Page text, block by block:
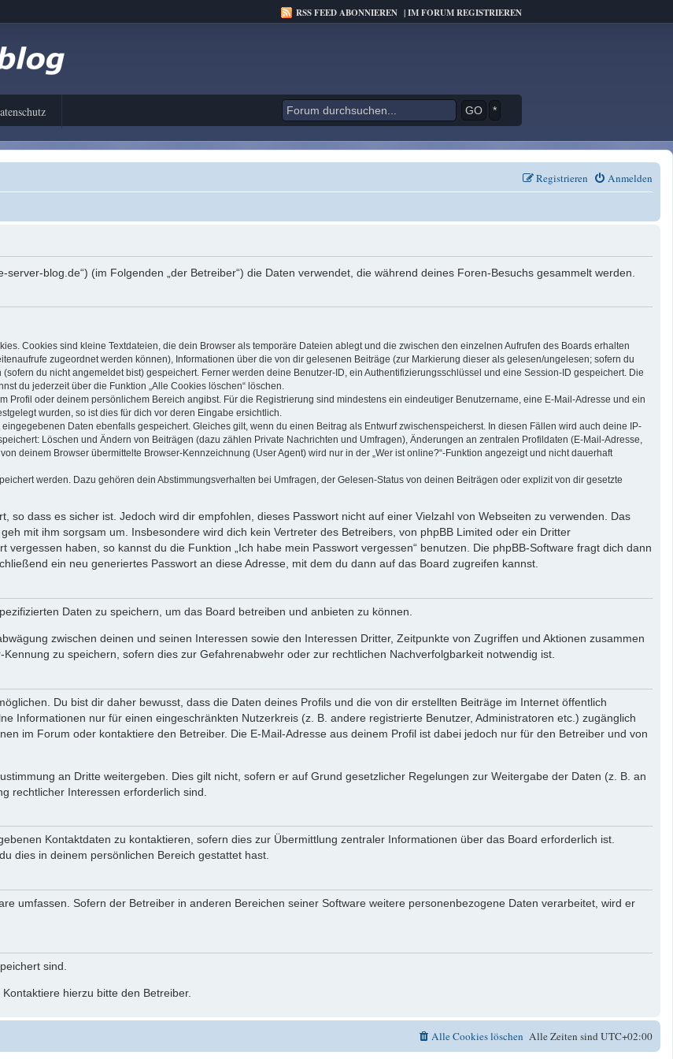
RSS FEED ABONNIEREN |IM FORUM REGISTRIEREN
*
Anmelden
Registrieren
blog.de“) (im Folgenden „der Betreiber“) die Daten verwendet, die während deines Foren-Besuchs gesammelt werden.
Cookies sind kleine Textdateien, die dein Browser als temporäre Dateien ablegt und die zwischen den einzelnen Aufrufen des Boards erhalten
zugeordnet werden können), Informationen über die von dir gelesenen Beiträge (zur Markierung dieser als gelesen/ungelesen; sofern du
du nicht angemeldet bist) gespeichert. Ferner werden deine Benutzer-ID, ein Authentifizierungsschlüssel und eine Session-ID gespeichert. Die
du jederzeit über die Funktion „Alle Cookies löschen“ löschen.
oder deinem persönlichem Bereich angibst. Für die Registrierung sind mindestens ein eindeutiger Benutzername, eine E-Mail-Adresse und ein
wurden, so ist dies für dich vor deren Eingabe ersichtlich.
Daten ebenfalls gespeichert. Gleiches gilt, wenn du einen Beitrag als Entwurf zwischenspeicherst. In diesen Fällen wird auch deine IP-
Löschen und Ändern von Beiträgen (dazu zählen Private Nachrichten und Umfragen), Änderungen an zentralen Profildaten (E-Mail-Adresse,
deinem Browser übermittelte Browser-Kennzeichnung (User Agent) wird nur in der „Wer ist online?“-Funktion angezeigt und nicht dauerhaft
werden. Dazu gehören dein Abstimmungsverhalten bei Umfragen, der Gelesen-Status von deinen Beiträgen oder explizit von dir gesetzte
so dass es sicher ist. Jedoch wird dir empfohlen, dieses Passwort nicht auf einer Vielzahl von Webseiten zu verwenden. Das
mit ihm sorgsam um. Insbesondere wird dich kein Vertreter des Betreibers, von phpBB Limited oder ein Dritter
haben, so kannst du die Funktion „Ich habe mein Passwort vergessen“ benutzen. Die phpBB-Software fragt dich dann
ein neu generiertes Passwort an diese Adresse, mit dem du dann auf das Board zugreifen kannst.
Daten zu speichern, um das Board betreiben und anbieten zu können.
zwischen deinen und seinen Interessen sowie den Interessen Dritter, Zeitpunkte von Zugriffen und Aktionen zusammen
zu speichern, sofern dies zur Gefahrenabwehr oder zur rechtlichen Nachverfolgbarkeit notwendig ist.
Du bist dir daher bewusst, dass die Daten deines Profils und die von dir erstellten Beiträge im Internet öffentlich
Informationen nur für einen eingeschränkten Nutzerkreis (z. B. andere registrierte Benutzer, Administratoren etc.) zugänglich
im Forum oder kontaktiere den Betreiber. Die E-Mail-Adresse aus deinem Profil ist dabei jedoch nur für den Betreiber und von
an Dritte weitergeben. Dies gilt nicht, sofern er auf Grund gesetzlicher Regelungen zur Weitergabe der Daten (z. B. an
rechtlicher Interessen erforderlich sind.
Kontaktdaten zu kontaktieren, sofern dies zur Übermittlung zentraler Informationen über das Board erforderlich ist.
dies in deinem persönlichen Bereich gestattet hast.
umfassen. Sofern der Betreiber in anderen Bereichen seiner Software weitere personenbezogene Daten verarbeitet, wird er
sind.
hierzu bitte den Betreiber.
Alle Zeiten sindUTC+02:00
Alle Cookies löschen